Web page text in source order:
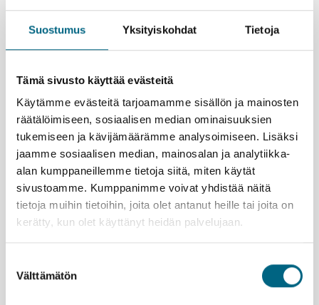
Suostumus Yksityiskohdat Tietoja
Tämä sivusto käyttää evästeitä
Käytämme evästeitä tarjoamamme sisällön ja mainosten
räätälöimiseen, sosiaalisen median ominaisuuksien
tukemiseen ja kävijämäärämme analysoimiseen. Lisäksi
jaamme sosiaalisen median, mainosalan ja analytiikka-
alan kumppaneillemme tietoja siitä, miten käytät
sivustoamme. Kumppanimme voivat yhdistää näitä
tietoja muihin tietoihin, joita olet antanut heille tai joita on
kerätty, kun olet käyttänyt heidän palvelujaan.
valinta
Välttämätön
Nauti laivalla olosta; Merimaisemien äärellä kiireen
tunne kaikkoaa.
marsipaanikauppaan ja sen kahvilaan, josta saa
herkullisia leivoksia. Kahvilan yläkerrassa toimii
ilmainen marsipaanimuseo.
Hampurissa voit poiketa vaikkapa taidehalliin, joka on
lähellä rautatieasemaa. Kauniina kesäpäivänä
kutsuvat järvenrantapuistikot ja suuri Planten un
Blomen -puistoalue lampineen, teemapuutarhoineen ja
kasvihuoneineen.